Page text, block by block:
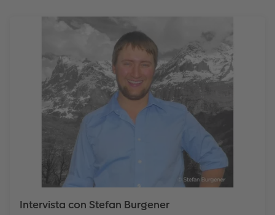
Intervista con Stefan Burgener